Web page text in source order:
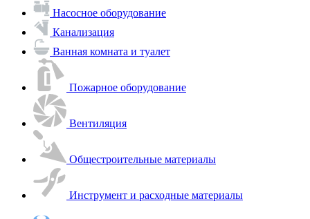
Насосное оборудование
Канализация
Ванная комната и туалет
Пожарное оборудование
Вентиляция
Общестроительные материалы
Инструмент и расходные материалы